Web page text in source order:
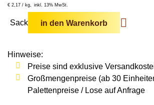
€ 2,17 / kg inkl. 13% MwSt.
Sack in den Warenkorb
Hinweise:
Preise sind exklusive
Großmengenpreise (ab 30
Palettenpreise / Lose auf Anfrage